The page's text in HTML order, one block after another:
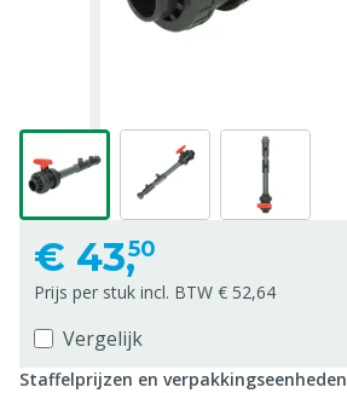
€ 43,50
Prijs per stuk incl. BTW € 52,64
Vergelijk
Staffelprijzen en verpakkingseenheden